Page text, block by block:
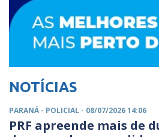
NOTÍCIAS
PARANÁ - POLICIAL - 08/07/2026 14:06
PRF apreende mais de